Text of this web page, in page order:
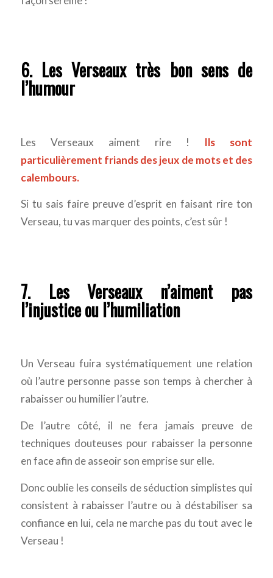
6. Les Verseaux très bon sens de
l’humour
Les Verseaux aiment rire ! Ils sont
particulièrement friands des jeux de mots et des
calembours.
Si tu sais faire preuve d’esprit en faisant rire ton
Verseau, tu vas marquer des points, c’est sûr !
7. Les Verseaux n’aiment pas
l’injustice ou l’humiliation
Un Verseau fuira systématiquement une relation
où l’autre personne passe son temps à chercher à
rabaisser ou humilier l’autre.
De l’autre côté, il ne fera jamais preuve de
techniques douteuses pour rabaisser la personne
en face afin de asseoir son emprise sur elle.
Donc oublie les conseils de séduction simplistes qui
consistent à rabaisser l’autre ou à déstabiliser sa
confiance en lui, cela ne marche pas du tout avec le
Verseau !